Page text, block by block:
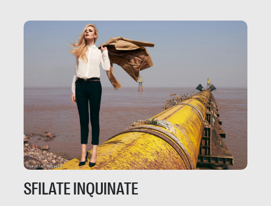
trae un guadagno. In questo reportage vediamo
quale e come.
SFILATE INQUINATE